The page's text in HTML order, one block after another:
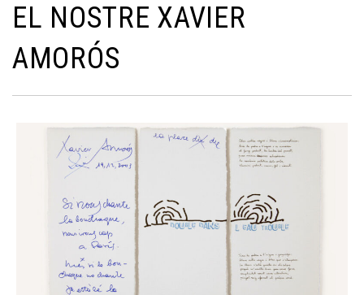
EL NOSTRE XAVIER
AMORÓS